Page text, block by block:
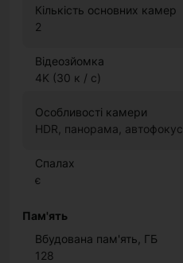
Кількість основних камер
2
Відеозйомка
4K (30 к / с)
Особливості камери
HDR, панорама, автофокус
Спалах
є
Пам'ять
Вбудована пам'ять, ГБ
128